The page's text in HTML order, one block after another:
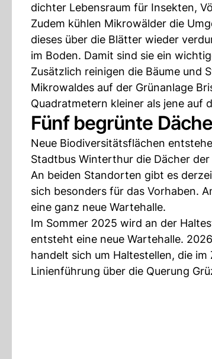
dichter Lebensraum für Insekten,
Zudem kühlen Mikrowälder die
dieses über die Blätter wieder
im Boden. Damit sind sie ein
Zusätzlich reinigen die Bäume und
Mikrowaldes auf der Grünanlage
Quadratmetern kleiner als jene auf
Fünf begrünte
Neue Biodiversitätsflächen
Stadtbus Winterthur die Dächer
An beiden Standorten gibt es
sich besonders für das Vorhaben.
eine ganz neue Wartehalle.
Im Sommer 2025 wird an der
entsteht eine neue Wartehalle.
handelt sich um Haltestellen, die
Linienführung über die Querung